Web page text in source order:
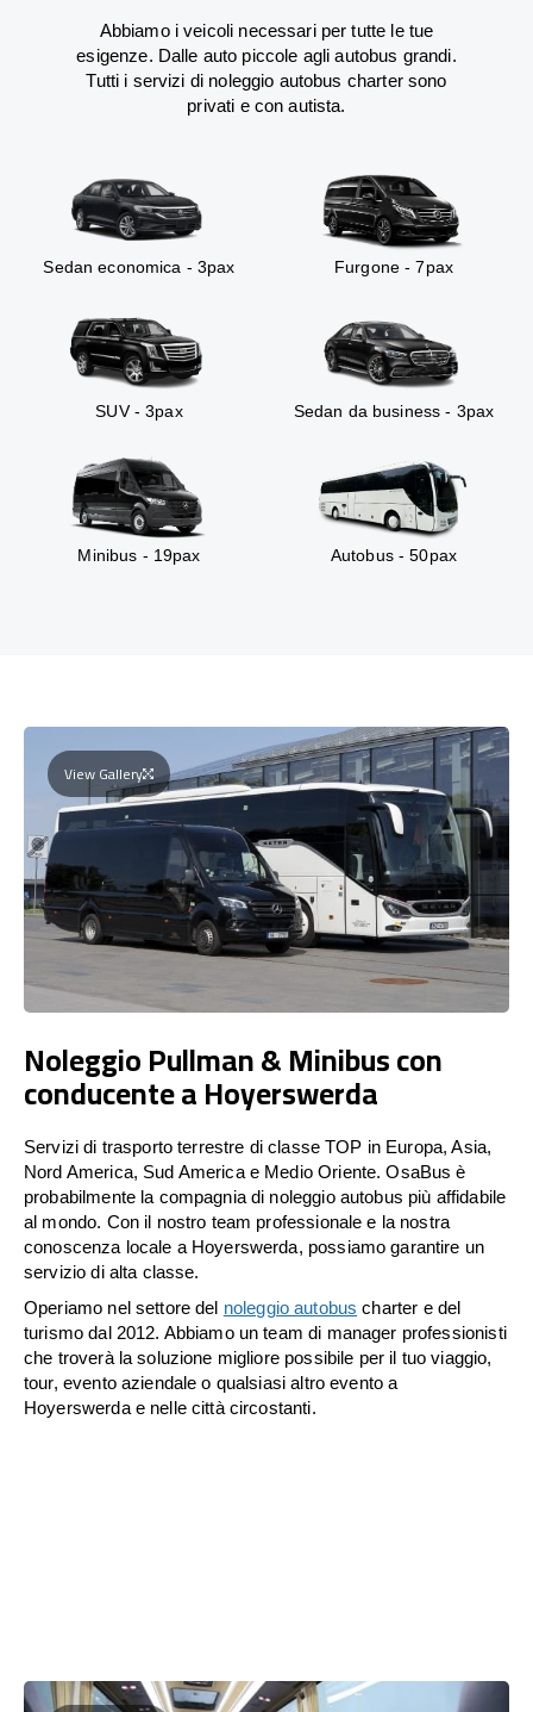
Abbiamo i veicoli necessari per tutte le tue
esigenze. Dalle auto piccole agli autobus grandi.
Tutti i servizi di noleggio autobus charter sono
privati e con autista.
Sedan economica - 3pax Furgone - 7pax
SUV - 3pax Sedan da business - 3pax
Minibus - 19pax Autobus - 50pax
View Gallery
Noleggio Pullman & Minibus con
conducente a Hoyerswerda
Servizi di trasporto terrestre di classe TOP in Europa, Asia,
Nord America, Sud America e Medio Oriente. OsaBus è
probabilmente la compagnia di noleggio autobus più affidabile
al mondo. Con il nostro team professionale e la nostra
conoscenza locale a Hoyerswerda, possiamo garantire un
servizio di alta classe.
Operiamo nel settore del noleggio autobus charter e del
turismo dal 2012. Abbiamo un team di manager professionisti
che troverà la soluzione migliore possibile per il tuo viaggio,
tour, evento aziendale o qualsiasi altro evento a
Hoyerswerda e nelle città circostanti.